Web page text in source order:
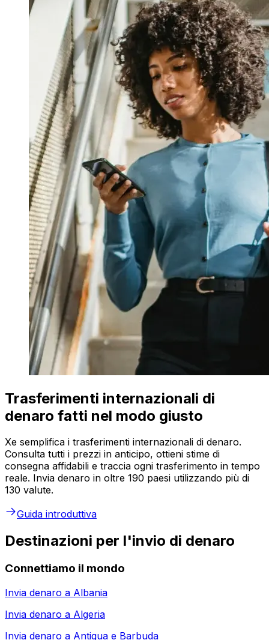
Trasferimenti internazionali di
denaro fatti nel modo giusto
Xe semplifica i trasferimenti internazionali di denaro.
Consulta tutti i prezzi in anticipo, ottieni stime di
consegna affidabili e traccia ogni trasferimento in tempo
reale. Invia denaro in oltre 190 paesi utilizzando più di
130 valute.
Guida introduttiva
Destinazioni per l'invio di denaro
Connettiamo il mondo
Invia denaro a Albania
Invia denaro a Algeria
Invia denaro a Antigua e Barbuda